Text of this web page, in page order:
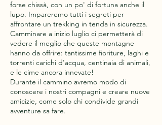
forse chissà, con un po' di fortuna anche il
lupo. Impareremo tutti i segreti per
affrontare un trekking in tenda in sicurezza.
Camminare a inizio luglio ci permetterà di
vedere il meglio che queste montagne
hanno da offrire: tantissime fioriture, laghi e
torrenti carichi d'acqua, centinaia di animali,
e le cime ancora innevate!
Durante il cammino avremo modo di
conoscere i nostri compagni e creare nuove
amicizie, come solo chi condivide grandi
avventure sa fare.